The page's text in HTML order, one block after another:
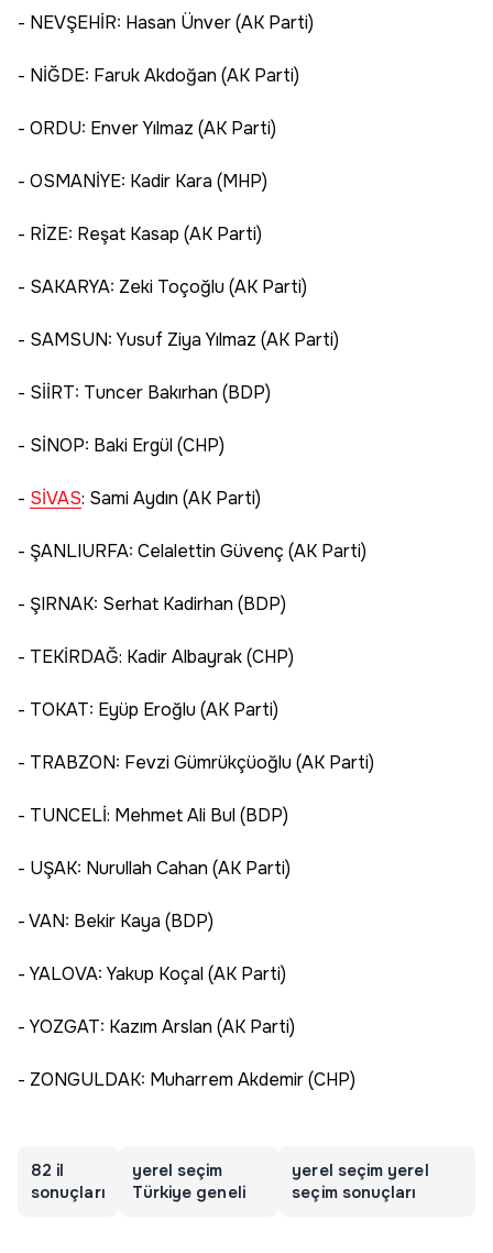
- NEVŞEHİR: Hasan Ünver (AK Parti)
- NİĞDE: Faruk Akdoğan (AK Parti)
- ORDU: Enver Yılmaz (AK Parti)
- OSMANİYE: Kadir Kara (MHP)
- RİZE: Reşat Kasap (AK Parti)
- SAKARYA: Zeki Toçoğlu (AK Parti)
- SAMSUN: Yusuf Ziya Yılmaz (AK Parti)
- SİİRT: Tuncer Bakırhan (BDP)
- SİNOP: Baki Ergül (CHP)
- SİVAS: Sami Aydın (AK Parti)
- ŞANLIURFA: Celalettin Güvenç (AK Parti)
- ŞIRNAK: Serhat Kadirhan (BDP)
- TEKİRDAĞ: Kadir Albayrak (CHP)
- TOKAT: Eyüp Eroğlu (AK Parti)
- TRABZON: Fevzi Gümrükçüoğlu (AK Parti)
- TUNCELİ: Mehmet Ali Bul (BDP)
- UŞAK: Nurullah Cahan (AK Parti)
- VAN: Bekir Kaya (BDP)
- YALOVA: Yakup Koçal (AK Parti)
- YOZGAT: Kazım Arslan (AK Parti)
- ZONGULDAK: Muharrem Akdemir (CHP)
82 il
sonuçları
yerel seçim
Türkiye geneli
yerel seçim yerel
seçim sonuçları